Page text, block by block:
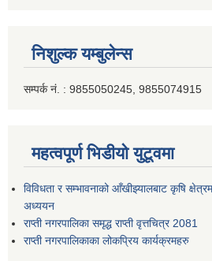
निशुल्क यम्बुलेन्स
सम्पर्क नं. : 9855050245, 9855074915
महत्वपूर्ण भिडीयो युटूवमा
विविधता र सम्भावनाको आँखीझ्यालबाट कृषि
अध्ययन
राप्ती नगरपालिका समृद्ध राप्ती वृत्तचित्र 2081
राप्ती नगरपालिकाका लोकप्रिय कार्यक्रमहरु